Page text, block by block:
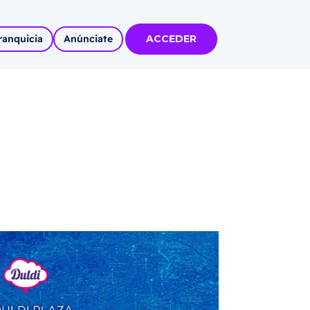
invertir
MÁS
con
tu Marca
Anúnciate ACCEDER